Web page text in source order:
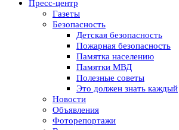
Пресс-центр
Газеты
Безопасность
Детская безопасность
Пожарная безопасность
Памятка населению
Памятки МВД
Полезные советы
Это должен знать каждый
Новости
Объявления
Фоторепортажи